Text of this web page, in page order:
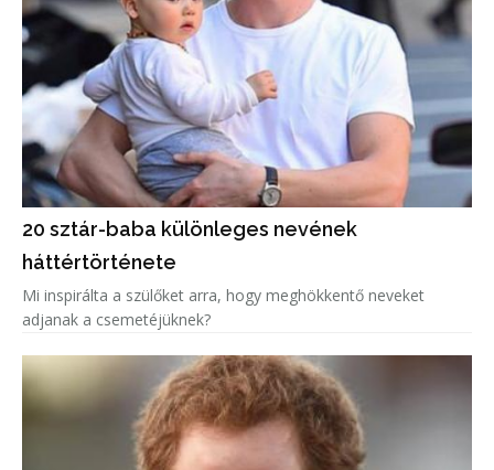
20 sztár-baba különleges nevének
háttértörténete
Mi inspirálta a szülőket arra, hogy meghökkentő neveket
adjanak a csemetéjüknek?